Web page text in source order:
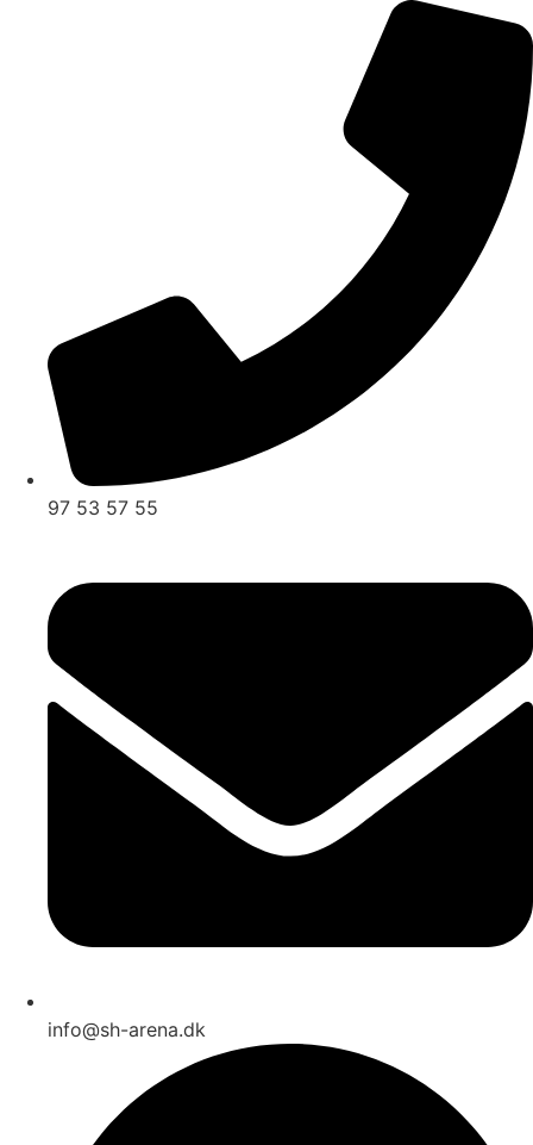
97 53 57 55
info@sh-arena.dk